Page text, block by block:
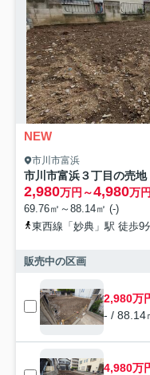
NEW
市川市富浜
市川市富浜３丁目の売地
2,980万円～4,980万円
69.76㎡～88.14㎡ (-)
東西線「妙典」駅 徒歩9
販売中の区画
2,980万
- / 88.14
4,980万